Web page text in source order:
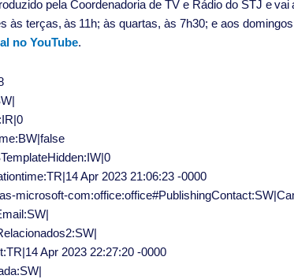
pela Coordenadoria de TV e Rádio do STJ e
às terças, às 11h; às quartas, às 7h30; e aos
no YouTube.
Apr 2023 21:06:23 -0000
microsoft-
Apr 2023 22:27:20 -0000